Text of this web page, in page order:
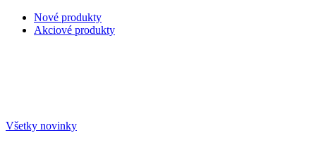
Nové produkty
Akciové produkty
Všetky novinky